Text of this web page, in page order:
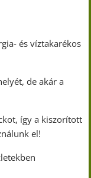
és víztakarékos
de akár a
így a kiszorított
el!